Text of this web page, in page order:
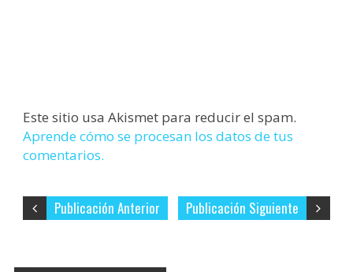
Este sitio usa Akismet para reducir el spam.
Aprende cómo se procesan los datos de tus
comentarios.
Publicación Siguiente
Publicación Anterior